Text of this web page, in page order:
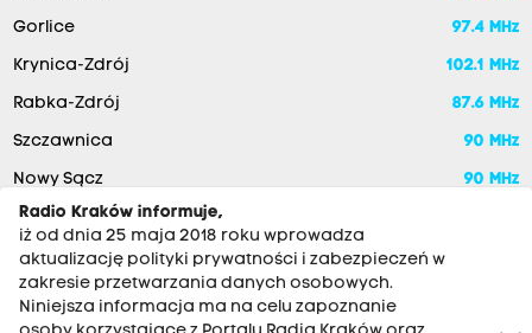
Gorlice 97.4 MHz
Krynica-Zdrój 102.1 MHz
Rabka-Zdrój 87.6 MHz
Szczawnica 90 MHz
Nowy Sącz
90 MHz
Radio Kraków informuje,
iż od dnia 25 maja 2018 roku wprowadza
aktualizację polityki prywatności i zabezpieczeń w
zakresie przetwarzania danych osobowych.
Niniejsza informacja ma na celu zapoznanie